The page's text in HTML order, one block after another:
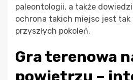
paleontologii, a także
ochrona takich miejsc jest tak
przyszłych pokoleń.
Gra terenowa
powietrzu –